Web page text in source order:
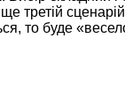
то буде